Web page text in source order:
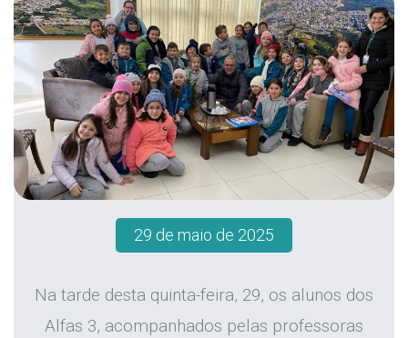
29 de maio de 2025
Na tarde desta quinta-feira, 29, os alunos dos
Alfas 3, acompanhados pelas professoras